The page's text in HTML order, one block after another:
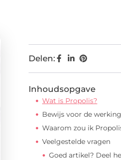
Delen:
Inhoudsopgave
Wat is Propolis?
Bewijs voor de
Waarom zou ik
Veelgestelde vragen
Goed artikel? Deel